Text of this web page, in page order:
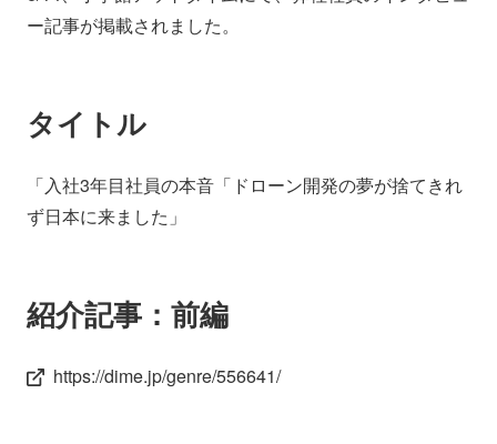
採用情報
IR情報 English
ー記事が掲載されました。
タイトル
「入社3年目社員の本音「ドローン開発の夢が捨てきれ
ず日本に来ました」
紹介記事：前編
https://dime.jp/genre/556641/